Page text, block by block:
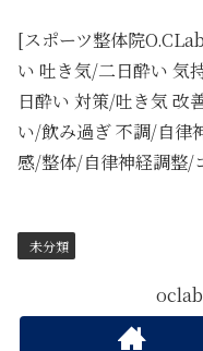
[スポーツ整体院
い 吐き気/二日酔い 気
日酔い 対策/吐き気 改
い/飲み過ぎ 不調/自律
感/整体/自律神経調整/
未分類